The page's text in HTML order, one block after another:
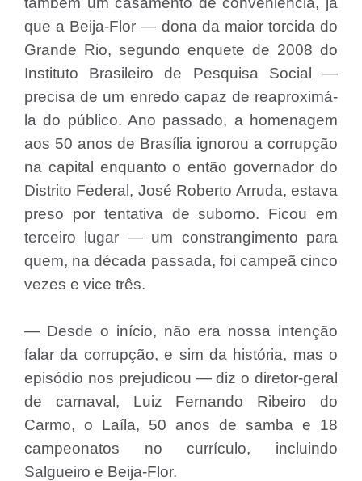
que a Beija-Flor — dona da maior torcida do
Grande Rio, segundo enquete de 2008 do
Instituto Brasileiro de Pesquisa Social —
precisa de um enredo capaz de reaproximá-
la do público. Ano passado, a homenagem
aos 50 anos de Brasília ignorou a corrupção
na capital enquanto o então governador do
Distrito Federal, José Roberto Arruda, estava
preso por tentativa de suborno. Ficou em
terceiro lugar — um constrangimento para
quem, na década passada, foi campeã cinco
vezes e vice três.
— Desde o início, não era nossa intenção
falar da corrupção, e sim da história, mas o
episódio nos prejudicou — diz o diretor-geral
de carnaval, Luiz Fernando Ribeiro do
Carmo, o Laíla, 50 anos de samba e 18
campeonatos no currículo, incluindo
Salgueiro e Beija-Flor.